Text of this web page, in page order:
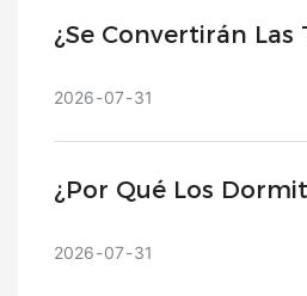
¿Se Convertirán
2026 07 31
¿Por Qué Los
2026 07 31